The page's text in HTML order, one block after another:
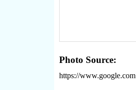
Photo Source:
https://www.google.com